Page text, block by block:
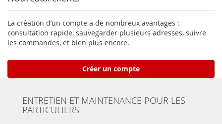
La création d’un compte a de nombreux avantages :
consultation rapide, sauvegarder plusieurs adresses, suivre
les commandes, et bien plus encore.
Créer un compte
ENTRETIEN ET MAINTENANCE POUR LES
PARTICULIERS